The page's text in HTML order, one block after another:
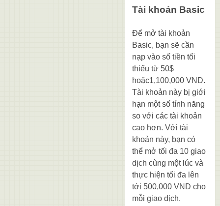
Tài khoản Basic
Để mở tài khoản
Basic, bạn sẽ cần
nạp vào số tiền tối
thiểu từ 50$
hoặc1,100,000 VND.
Tài khoản này bị giới
hạn một số tính năng
so với các tài khoản
cao hơn. Với tài
khoản này, bạn có
thể mở tối đa 10 giao
dịch cùng một lúc và
thực hiện tối đa lên
tới 500,000 VND cho
mỗi giao dịch.